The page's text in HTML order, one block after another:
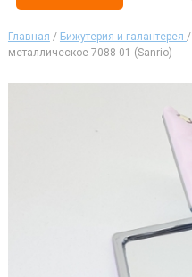
Главная / Бижутерия и галантерея /
металлическое 7088-01 (Sanrio)